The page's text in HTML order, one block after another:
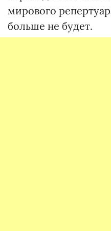
мирового
больше не будет.